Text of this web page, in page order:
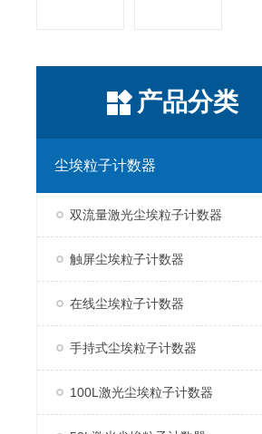
产品分类
尘埃粒子计数器
双流量激光尘埃粒子计数器
触屏尘埃粒子计数器
在线尘埃粒子计数器
手持式尘埃粒子计数器
100L激光尘埃粒子计数器